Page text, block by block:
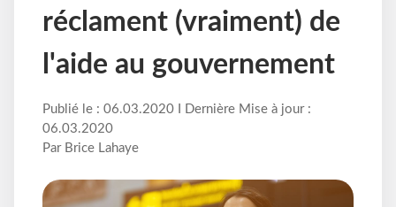
réclament (vraiment) de
l'aide au gouvernement
Publié le : 06.03.2020 I Dernière Mise à jour :
06.03.2020
Par Brice Lahaye